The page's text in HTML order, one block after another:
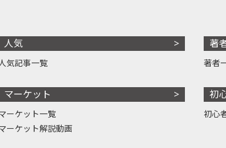
人気
人気記事一覧
マーケット
ーケット一覧
ーケット解説動画
著
著者
初
初心